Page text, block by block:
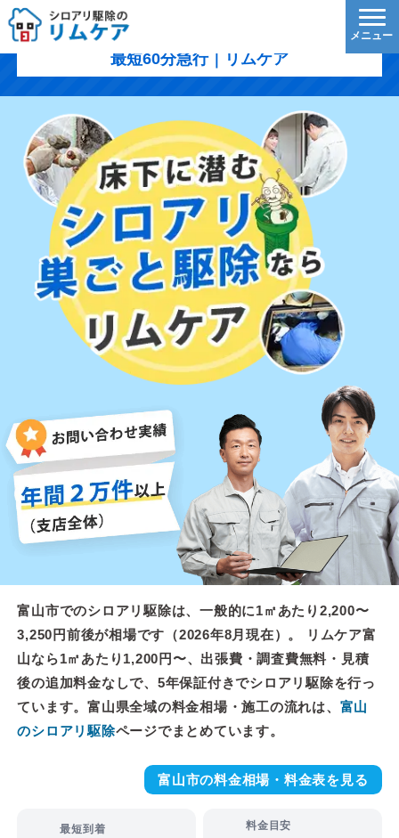
富山市のシロアリ駆除｜1,200円/㎡〜・5年保証・
最短60分急行｜リムケア
富山市でのシロアリ駆除は、一般的に1㎡あたり2,200〜
3,250円前後が相場です（2026年8月現在）。 リムケア富
山なら1㎡あたり1,200円〜、出張費・調査費無料・見積
後の追加料金なしで、5年保証付きでシロアリ駆除を行っ
ています。富山県全域の料金相場・施工の流れは、 富山
のシロアリ駆除ページでまとめています。
富山市の料金相場・料金表を見る
最短到着 料金目安